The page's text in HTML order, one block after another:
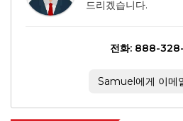
드리겠습니다.
전화: 888-
Samuel에게 이메